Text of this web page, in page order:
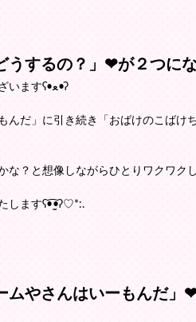
するの？」❤が２つにな
皆さま、いつもぼくのりんごの絵本をご覧いただきありがとうございますʕ•ﻌ•ʔ
だ」に引き続き「おばけのこば
？と想像しながらひとりワクワク
しますʕ•̫͡•ʔ♡*:.
やさんはいーもんだ」❤